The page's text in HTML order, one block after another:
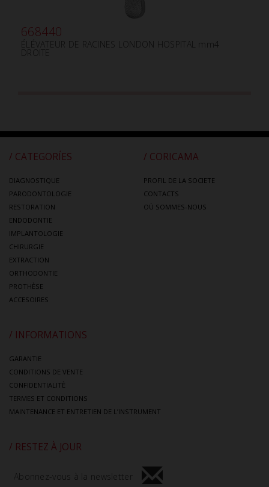
668440
ÉLÉVATEUR DE RACINES LONDON HOSPITAL mm4
DROITE
/ CATEGORÍES
DIAGNOSTIQUE
PARODONTOLOGIE
RESTORATION
ENDODONTIE
IMPLANTOLOGIE
CHIRURGIE
EXTRACTION
ORTHODONTIE
PROTHÈSE
ACCESOIRES
/ CORICAMA
PROFIL DE LA SOCIETE
CONTACTS
OÙ SOMMES-NOUS
/ INFORMATIONS
GARANTIE
CONDITIONS DE VENTE
CONFIDENTIALITÈ
TERMES ET CONDITIONS
MAINTENANCE ET ENTRETIEN DE L’INSTRUMENT
/ RESTEZ À JOUR
Abonnez-vous à la newsletter